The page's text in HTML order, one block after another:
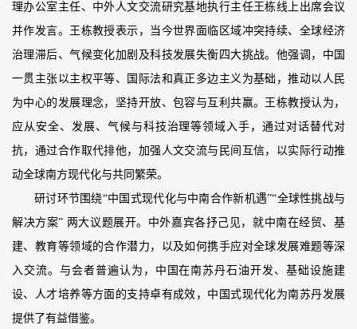
理办公室主任、中外人文交流研究基地执行主任王栋线上出席会议
并作发言。王栋教授表示，当今世界面临区域冲突持续、全球经济
治理滞后、气候变化加剧及科技发展失衡四大挑战。他强调，中国
一贯主张以主权平等、国际法和真正多边主义为基础，推动以人民
为中心的发展理念，坚持开放、包容与互利共赢。王栋教授认为，
应从安全、发展、气候与科技治理等领域入手，通过对话替代对
抗，通过合作取代排他，加强人文交流与民间互信，以实际行动推
动全球南方现代化与共同繁荣。
研讨环节围绕“中国式现代化与中南合作新机遇”“全球性挑战与
解决方案” 两大议题展开。中外嘉宾各抒己见，就中南在经贸、基
建、教育等领域的合作潜力，以及如何携手应对全球发展难题等深
入交流。与会者普遍认为，中国在南苏丹石油开发、基础设施建
设、人才培养等方面的支持卓有成效，中国式现代化为南苏丹发展
提供了有益借鉴。